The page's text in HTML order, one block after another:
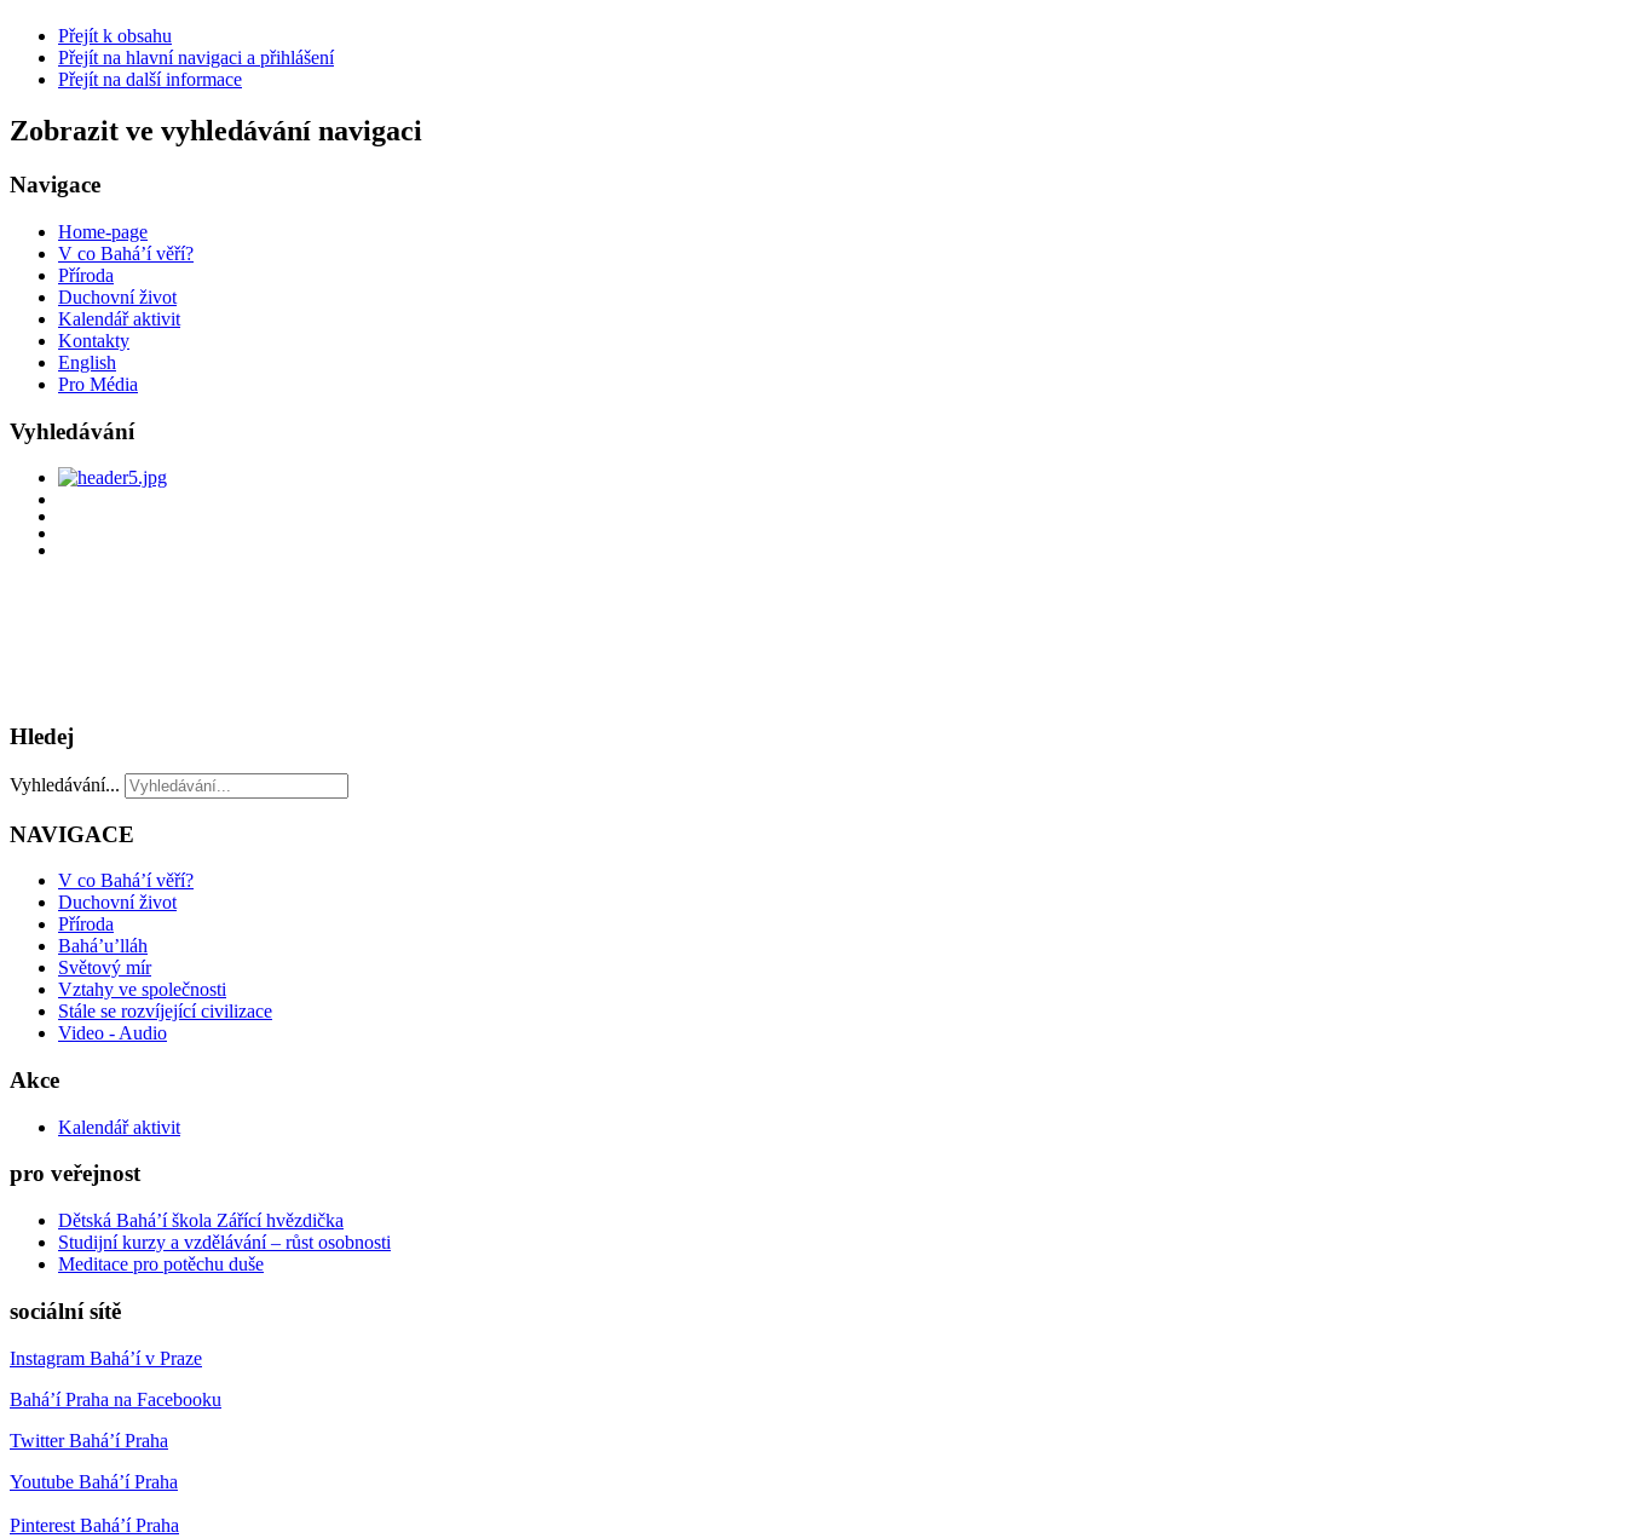
Přejít k obsahu
Přejít na hlavní navigaci a přihlášení
Přejít na další informace
Zobrazit ve vyhledávání navigaci
Navigace
Home-page
V co Bahá’í věří?
Příroda
Duchovní život
Kalendář aktivit
Kontakty
English
Pro Média
Vyhledávání
Hledej
Vyhledávání...
NAVIGACE
V co Bahá’í věří?
Duchovní život
Příroda
Bahá’u’lláh
Světový mír
Vztahy ve společnosti
Stále se rozvíjející civilizace
Video - Audio
Akce
Kalendář aktivit
pro veřejnost
Dětská Bahá’í škola Zářící hvězdička
Studijní kurzy a vzdělávání – růst osobnosti
Meditace pro potěchu duše
sociální sítě
Instagram Bahá’í v Praze
Bahá’í Praha na Facebooku
Twitter Bahá’í Praha
Youtube Bahá’í Praha
Pinterest Bahá’í Praha